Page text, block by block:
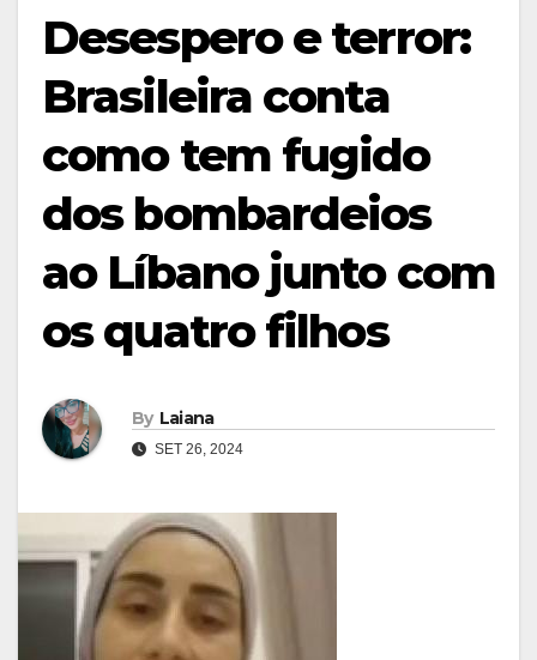
Desespero e terror:
Brasileira conta
como tem fugido
dos bombardeios
ao Líbano junto com
os quatro filhos
By Laiana
SET 26, 2024